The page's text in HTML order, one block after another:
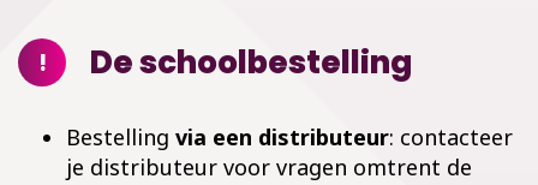
! De schoolbestelling
Bestelling via een distributeur: contacteer
je distributeur voor vragen omtrent de